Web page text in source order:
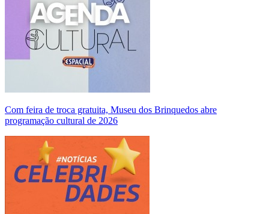
Com feira de troca gratuita, Museu dos Brinquedos abre
programação cultural de 2026